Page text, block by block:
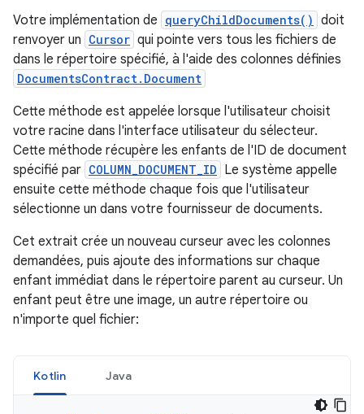
Votre implémentation de queryChildDocuments() doit
renvoyer un Cursor qui pointe vers tous les fichiers de
dans le répertoire spécifié, à l'aide des colonnes définies
DocumentsContract.Document
Cette méthode est appelée lorsque l'utilisateur choisit
votre racine dans l'interface utilisateur du sélecteur.
Cette méthode récupère les enfants de l'ID de document
spécifié par COLUMN_DOCUMENT_ID Le système appelle
ensuite cette méthode chaque fois que l'utilisateur
sélectionne un dans votre fournisseur de documents.
Cet extrait crée un nouveau curseur avec les colonnes
demandées, puis ajoute des informations sur chaque
enfant immédiat dans le répertoire parent au curseur. Un
enfant peut être une image, un autre répertoire ou
n'importe quel fichier:
Kotlin Java